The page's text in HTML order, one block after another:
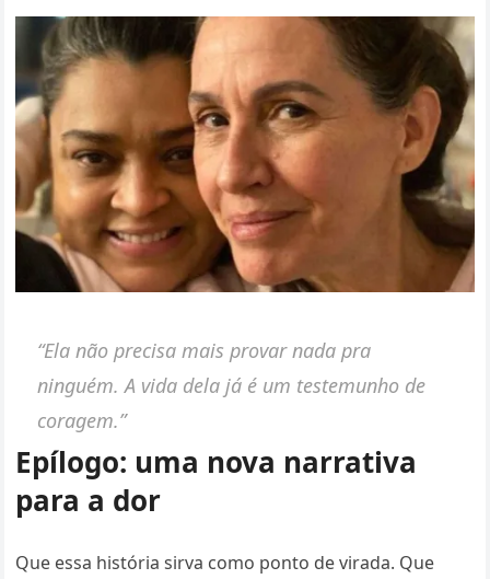
“Ela não precisa mais provar nada pra
ninguém. A vida dela já é um testemunho de
coragem.”
Epílogo: uma nova narrativa
para a dor
Que essa história sirva como ponto de virada. Que